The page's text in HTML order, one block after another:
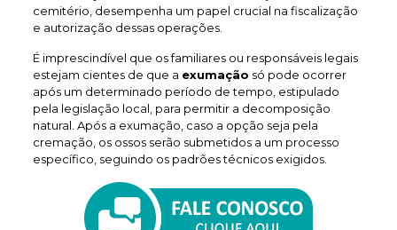
cemitério, desempenha um papel crucial na fiscalização
e autorização dessas operações.
É imprescindível que os familiares ou responsáveis legais
estejam cientes de que a exumação só pode ocorrer
após um determinado período de tempo, estipulado
pela legislação local, para permitir a decomposição
natural. Após a exumação, caso a opção seja pela
cremação, os ossos serão submetidos a um processo
específico, seguindo os padrões técnicos exigidos.